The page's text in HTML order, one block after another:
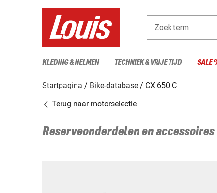
Zoekterm
KLEDING & HELMEN TECHNIEK & VRIJE TIJD SALE
Startpagina Bike-database
CX 650 C
Terug naar motorselectie
Reserveonderdelen en